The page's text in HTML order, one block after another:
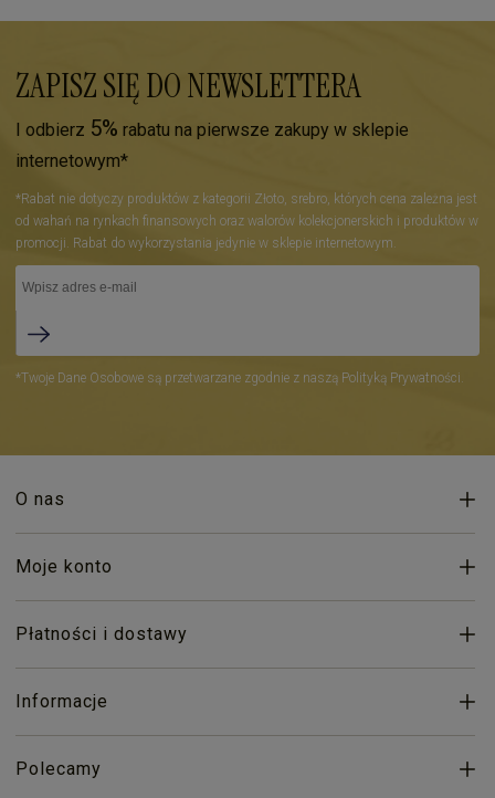
ZAPISZ SIĘ DO NEWSLETTERA
I odbierz 5% rabatu na pierwsze zakupy w sklepie
internetowym*
*Rabat nie dotyczy produktów z kategorii Złoto, srebro, których cena zależna jest
od wahań na rynkach finansowych oraz walorów kolekcjonerskich i produktów w
promocji. Rabat do wykorzystania jedynie w sklepie internetowym.
*Twoje Dane Osobowe są przetwarzane zgodnie z naszą Polityką Prywatności.
O nas
Moje konto
Płatności i dostawy
Informacje
Polecamy